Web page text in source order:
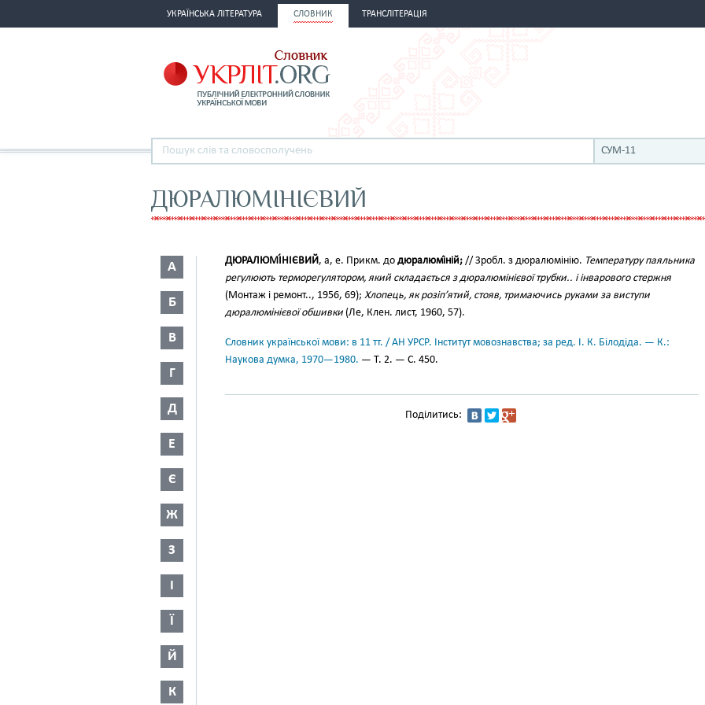
УКРАЇНСЬКА ЛІТЕРАТУРА СЛОВНИК ТРАНСЛІТЕРАЦІЯ
СУМ-11
ДЮРАЛЮМІНІЄВИЙ
А
Б
В
Г
Д
Е
Є
Ж
З
І
Ї
Й
К
ДЮРАЛЮМІ́НІЄВИЙ, а, е. Прикм. до дюралюмі́ній; // Зробл. з дюралюмінію. Температуру паяльника
регулюють терморегулятором, який складається з дюралюмінієвої трубки.. і інварового стержня
(Монтаж і ремонт.., 1956, 69); Хлопець, як розіп’ятий, стояв, тримаючись руками за виступи
дюралюмінієвої обшивки (Ле, Клен. лист, 1960, 57).
Словник української мови: в 11 тт. / АН УРСР. Інститут мовознавства; за ред. І. К. Білодіда. — К.:
Наукова думка, 1970—1980. — Т. 2. — С. 450.
Поділитись: